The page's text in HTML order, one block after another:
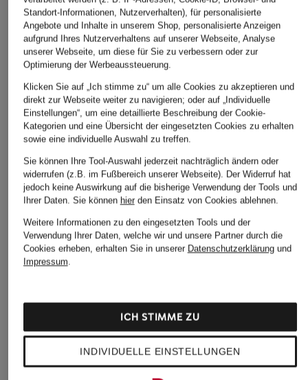
Blusenshirt SEIRA im
Materialmix mit 3/4-
Arm
CHF 80
Blusenshirt
D6RAQUEL aus Satin
CHF 80
Ursprünglich:
Blusenshirt im
Materialmix
CHF 85
Abendkleider
Anzüge für Herren
Boleros für Damen
Brautschuhe
Kleider
Leinenhosen für Herren
Leinenkleider
Maxikleider
Standort-Informationen, Nutzerverhalten), für personalisierte
Angebote und Inhalte in unserem Shop, personalisierte Anzeigen
aufgrund Ihres Nutzerverhaltens auf unserer Webseite, Analyse
unserer Webseite, um diese für Sie zu verbessern oder zur
Optimierung der Werbeaussteuerung.
Klicken Sie auf „Ich stimme zu“ um alle Cookies zu akzeptieren und
direkt zur Webseite weiter zu navigieren; oder auf „Individuelle
Einstellungen“, um eine detaillierte Beschreibung der Cookie-
Kategorien und eine Übersicht der eingesetzten Cookies zu erhalten
sowie eine individuelle Auswahl zu treffen.
Sie können Ihre Tool-Auswahl jederzeit nachträglich ändern oder
widerrufen (z.B. im Fußbereich unserer Webseite). Der Widerruf hat
jedoch keine Auswirkung auf die bisherige Verwendung der Tools und
Ihrer Daten. Sie können hierden Einsatz von Cookies ablehnen.
Weitere Informationen zu den eingesetzten Tools und der
Verwendung Ihrer Daten, welche wir und unsere Partner durch die
Cookies erheben, erhalten Sie in unserer Datenschutzerklärungund
Impressum.
INDIVIDUELLE EINSTELLUNGEN
ICH STIMME ZU